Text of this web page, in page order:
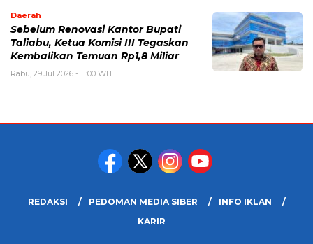
Daerah
Sebelum Renovasi Kantor Bupati
Taliabu, Ketua Komisi III Tegaskan
Kembalikan Temuan Rp1,8 Miliar
Rabu, 29 Jul 2026 - 11:00 WIT
REDAKSI PEDOMAN MEDIA SIBER
INFO IKLAN
KARIR